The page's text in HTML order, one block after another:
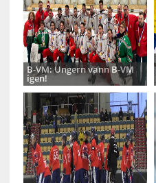
B-VM: Ungern vann B-VM
igen!